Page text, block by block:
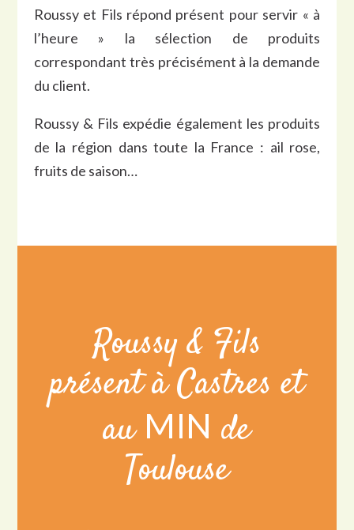
Roussy et Fils répond présent pour servir « à
l’heure » la sélection de produits
correspondant très précisément à la demande
du client.
Roussy & Fils expédie également les produits
de la région dans toute la France : ail rose,
fruits de saison…
Roussy & Fils
présent à Castres et
au MIN de
Toulouse